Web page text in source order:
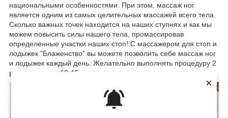
×
национальными особенностями. При этом, массаж ног
является одним из самых целительных массажей всего тела.
Сколько важных точек находится на наших ступнях и как мы
можем повысить силы нашего тела, промассировав
определенные участки наших стоп! С массажером для стоп и
лодыжек "Блаженство" вы можете позволить себе массаж ног
и лодыжек каждый день. Желательно выполнять процедуру 2
раза в день по 10-15 минут.